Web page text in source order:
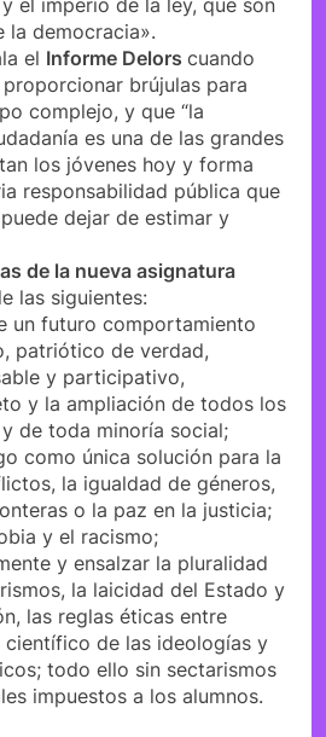
la democracia».
el Informe Delors cuando
brújulas para
complejo, y que “la
es una de las grandes
los jóvenes hoy y forma
responsabilidad pública que
dejar de estimar y
de la nueva asignatura
las siguientes:
un futuro comportamiento
patriótico de verdad,
y participativo,
y la ampliación de todos los
de toda minoría social;
como única solución para la
la igualdad de géneros,
o la paz en la justicia;
y el racismo;
y ensalzar la pluralidad
la laicidad del Estado y
las reglas éticas entre
científico de las ideologías y
todo ello sin sectarismos
impuestos a los alumnos.